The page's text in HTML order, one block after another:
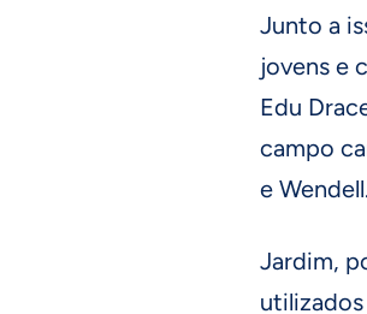
Junto a
jovens e
Edu
campo
e Wendell.
Jardim,